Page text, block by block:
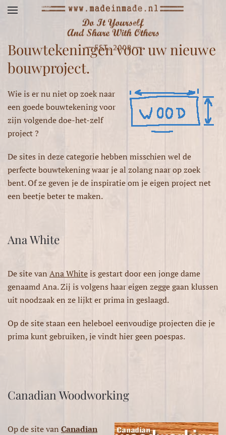
Terug naar hoofdinhoud
Bouwtekeningen voor uw nieuwe
bouwproject.
Wie is er nu niet op zoek naar
een goede bouwtekening voor
zijn volgende doe-het-zelf
project ?
De sites in deze categorie hebben misschien wel de
perfecte bouwtekening waar je al zolang naar op zoek
bent. Of ze geven je de inspiratie om je eigen project net
een beetje beter te maken.
Ana White
De site van Ana Whiteis gestart door een jonge dame
genaamd Ana. Zij is volgens haar eigen zegge gaan klussen
uit noodzaak en ze lijkt er prima in geslaagd.
Op de site staan een heleboel eenvoudige projecten die je
prima kunt gebruiken, je vindt hier geen poespas.
Canadian Woodworking
Op de site van Canadian